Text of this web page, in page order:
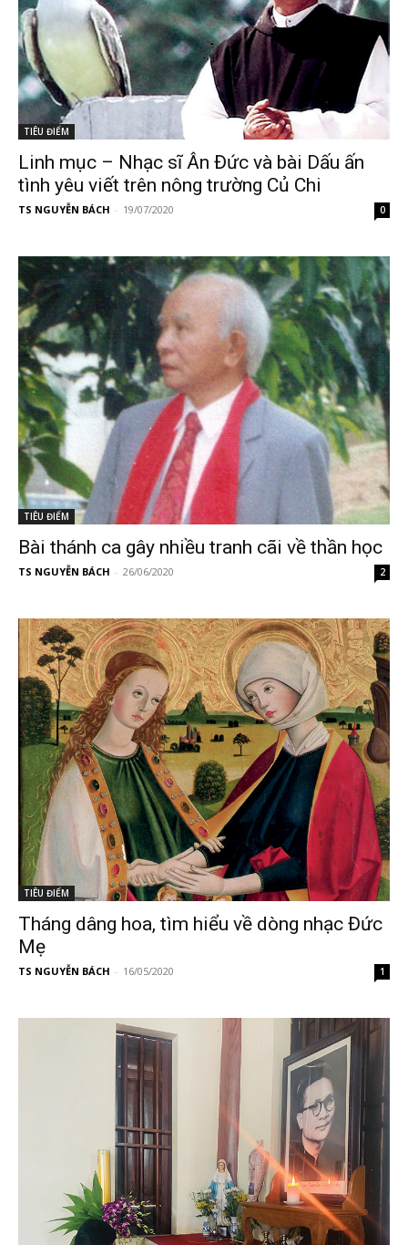
TIÊU ĐIỂM
Linh mục – Nhạc sĩ Ân Đức và bài Dấu ấn
tình yêu viết trên nông trường Củ Chi
TS NGUYỄN BÁCH - 19/07/2020 0
TIÊU ĐIỂM
Bài thánh ca gây nhiều tranh cãi về thần học
TS NGUYỄN BÁCH - 26/06/2020 2
TIÊU ĐIỂM
Tháng dâng hoa, tìm hiểu về dòng nhạc Đức
Mẹ
TS NGUYỄN BÁCH - 16/05/2020 1